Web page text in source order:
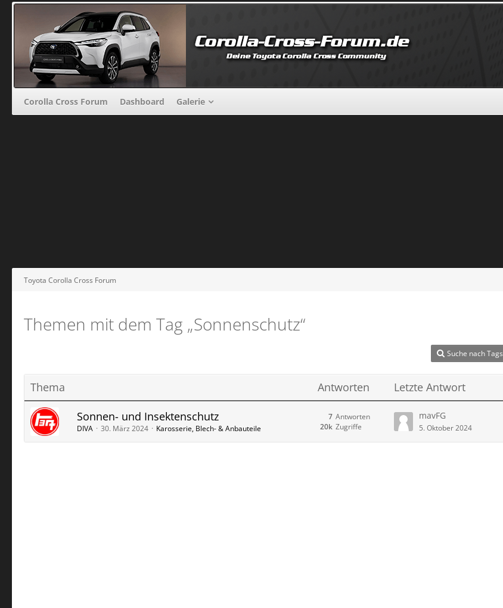
Corolla Cross Forum Dashboard Galerie
Toyota Corolla Cross Forum
Themen mit dem Tag „Sonnenschutz“
Suche nach Tags
Thema Antworten Letzte Antwort
Sonnen- und Insektenschutz
DIVA 30. März 2024 Karosserie, Blech- & Anbauteile
Antworten
7
Zugriffe
20k
mavFG
5. Oktober 2024